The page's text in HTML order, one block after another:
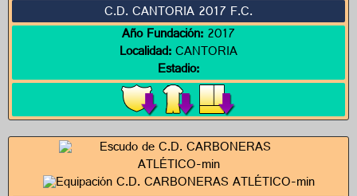
C.D. CANTORIA 2017 F.C.
Año Fundación:2017
Localidad:CANTORIA
Estadio: